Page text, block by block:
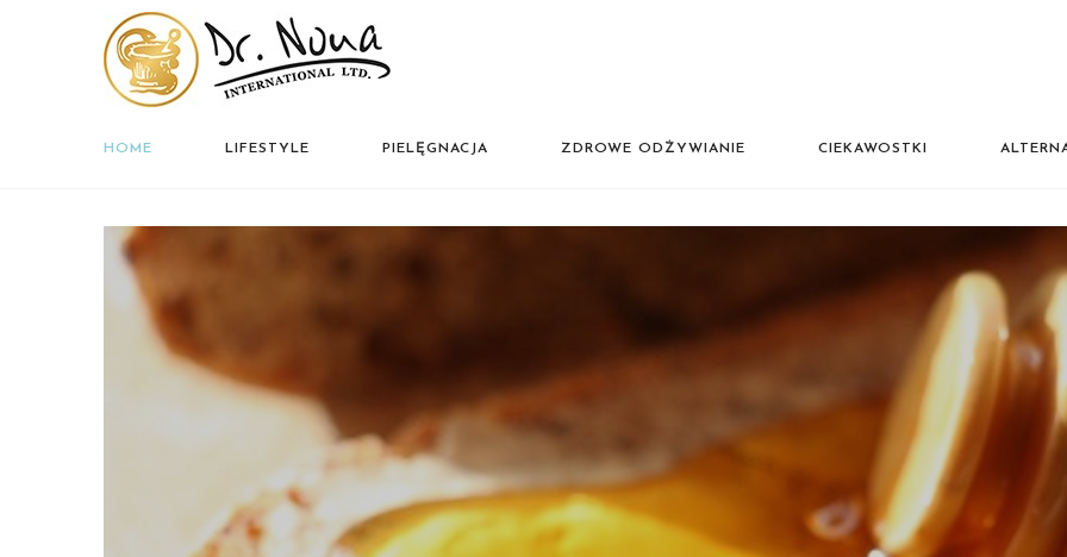
HOME LIFESTYLE PIELĘGNACJA ZDROWE ODŻYWIANIE CIEKAWOSTKI